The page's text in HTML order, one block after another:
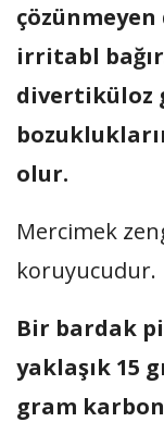
çözünmeyen
irritabl
divertiküloz
olur.
Mercimek
koruyucudur.
Bir bardak
yaklaşık 15
gram